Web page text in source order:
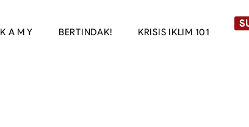
K A M Y BERTINDAK! KRISIS IKLIM 101